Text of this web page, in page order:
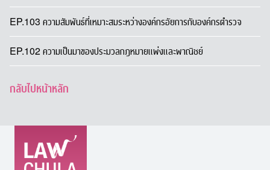
EP.103 ความสัมพันธ์ที่เหมาะสมระหว่างองค์กรอัยการกับองค์กรตำรวจ
EP.102 ความเป็นมาของประมวลกฎหมายแพ่งและพาณิชย์
กลับไปหน้าหลัก